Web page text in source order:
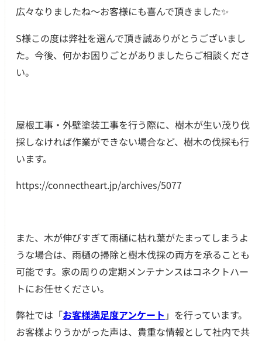
広々なりましたね〜お客様にも喜んで頂きました✨
S様この度は弊社を選んで頂き誠ありがとうございまし
た。今後、何かお困りごとがありましたらご相談くださ
い。
屋根工事・外壁塗装工事を行う際に、樹木が生い茂り伐
採しなければ作業ができない場合など、樹木の伐採も行
います。
https://connectheart.jp/archives/5077
また、木が伸びすぎて雨樋に枯れ葉がたまってしまうよ
うな場合は、雨樋の掃除と樹木伐採の両方を承ることも
可能です。家の周りの定期メンテナンスはコネクトハー
トにお任せください。
弊社では「お客様満足度アンケート 」を行っています。
お客様よりうかがった声は、貴重な情報として社内で共